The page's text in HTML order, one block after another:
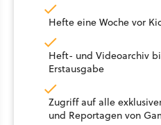
Hefte eine Woche vor
Heft- und Videoarchiv
Erstausgabe
Zugriff auf alle
und Reportagen von